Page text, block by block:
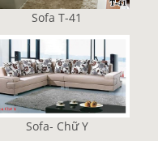
Sofa T-41
Sofa- Chữ Y